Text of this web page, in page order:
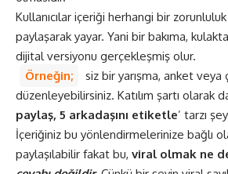
Kullanıcılar içeriği herhangi bir
paylaşarak yayar. Yani bir bakıma,
dijital versiyonu gerçekleşmiş olur.
Örneğin;
siz bir yarışma, anket veya
düzenleyebilirsiniz. Katılım şartı olarak
paylaş, 5 arkadaşını etiketle’ tarzı
İçeriğiniz bu yönlendirmelerinize bağlı
paylaşılabilir fakat bu, viral olmak ne